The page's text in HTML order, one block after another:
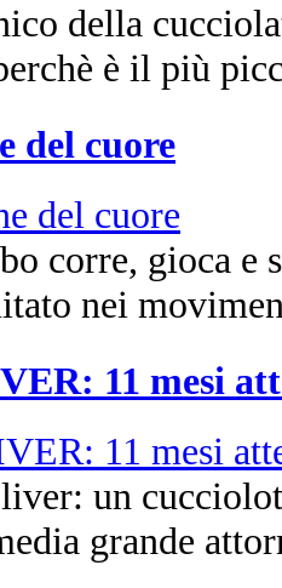
della
è il più
del cuore
corre, gioca e
nei
11 mesi
un
grande